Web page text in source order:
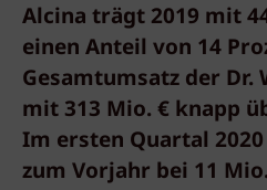
Alcina trägt 2019 mit
einen Anteil von 14
Gesamtumsatz der Dr.
mit 313 Mio. € knapp
Im ersten Quartal
zum Vorjahr bei 11